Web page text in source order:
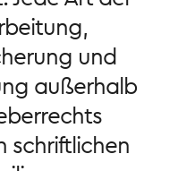
und
außerhalb
schriftlichen